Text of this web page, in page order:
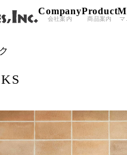
Company
会社案内
Product
商品案内 マ